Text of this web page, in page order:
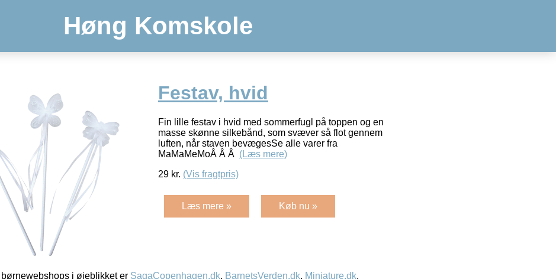
Høng Komskole
Festav, hvid
Fin lille festav i hvid med sommerfugl på toppen og en
masse skønne silkebånd, som svæver så flot gennem
luften, når staven bevægesSe alle varer fra
MaMaMeMoÂ Â Â (Læs mere)
29 kr. (Vis fragtpris)
Læs mere » Køb nu »
i øjeblikket er SagaCopenhagen.dk, BarnetsVerden.dk, Miniature.dk,